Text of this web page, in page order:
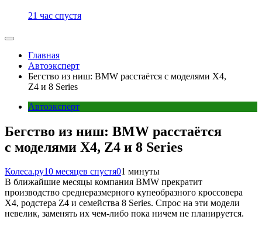
21 час спустя
Главная
Автоэксперт
Бегство из ниш: BMW расстаётся с моделями X4,
Z4 и 8 Series
Автоэксперт
Бегство из ниш: BMW расстаётся
с моделями X4, Z4 и 8 Series
Колеса.ру10 месяцев спустя01 минуты
В ближайшие месяцы компания BMW прекратит
производство среднеразмерного купеобразного кроссовера
X4, родстера Z4 и семейства 8 Series. Спрос на эти модели
невелик, заменять их чем-либо пока ничем не планируется.